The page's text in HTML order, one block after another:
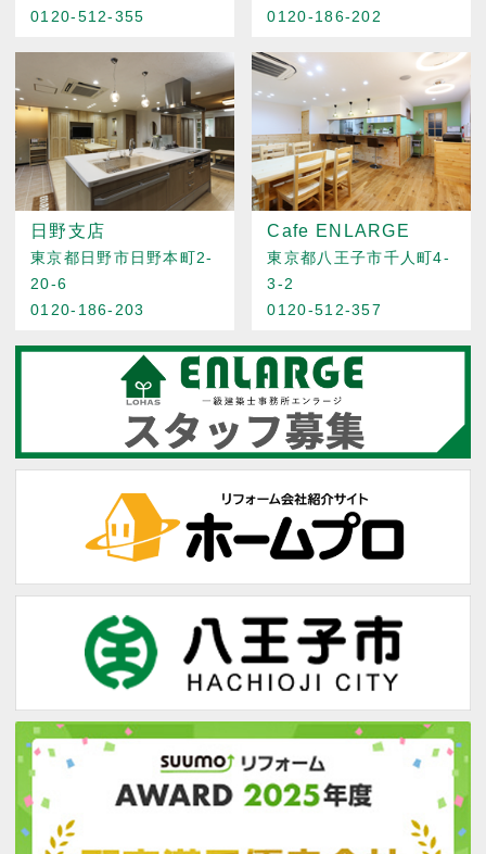
0120-512-355
0120-186-202
日野支店
東京都日野市日野本町2-
20-6
0120-186-203
Cafe ENLARGE
東京都八王子市千人町4-
3-2
0120-512-357